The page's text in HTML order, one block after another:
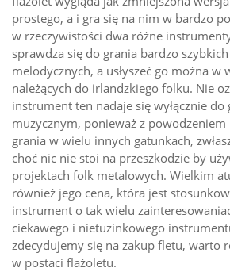
prostego, a i gra się na nim w bardzo
w rzeczywistości dwa różne
sprawdza się do grania bardzo
melodycznych, a usłyszeć go można w
należących do irlandzkiego folku. Nie
instrument ten nadaje się wyłącznie
muzycznym, ponieważ z
grania w wielu innych gatunkach,
choć nic nie stoi na przeszkodzie by
projektach folk metalowych. Wielkim
również jego cena, która jest
instrument o tak wielu
ciekawego i nietuzinkowego
zdecydujemy się na zakup fletu, warto
w postaci flażoletu.